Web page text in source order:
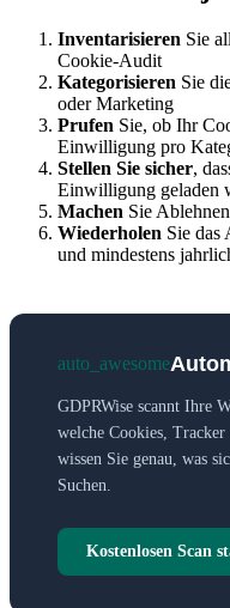
Inventarisieren Sie
Cookie-Audit
Kategorisieren Sie
oder Marketing
Prufen Sie, ob Ihr
Einwilligung pro
Stellen Sie sicher,
Einwilligung geladen
Machen Sie
Wiederholen Sie das
und mindestens
auto_awesome
GDPRWise scannt Ihre
welche Cookies,
wissen Sie genau, was
Suchen.
Kostenlosen Scan